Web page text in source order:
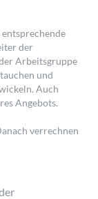
der
Arbeitsgruppe
und
Auch
Angebots.
verrechnen